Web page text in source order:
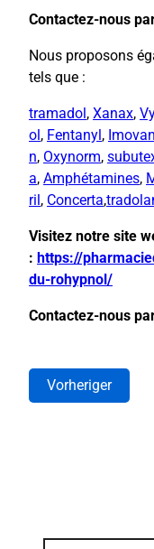
Contactez-nous
Nous proposons
tels que :
tramadol , Xanax,
ol , Fentanyl ,
n, Oxynorm,
a, Amphétamines,
ril , Concerta,
Visitez notre site
: https://
du-rohypnol/
Contactez-nous
Vorheriger